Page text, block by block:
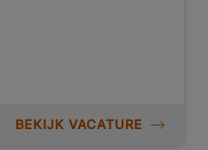
BEKIJK VACATURE